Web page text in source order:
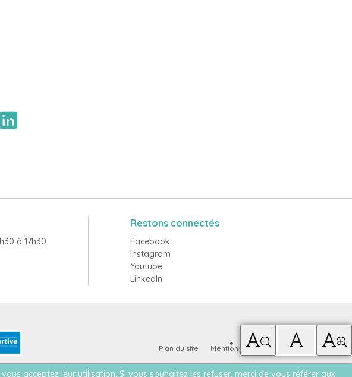
à 17h30
Restons connectés
Facebook
Instagram
Youtube
LinkedIn
Plan du site Mentions légales Contact
acceptez leur utilisation. Si vous souhaitez les refuser, merci de vous référer aux